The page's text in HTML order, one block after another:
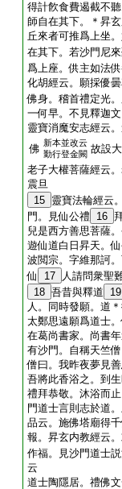
得計飮食費遏截不
師自在其下。＊昇
丘來者可推爲上坐
在其下。若沙門尼
爲上座。供主如法
化胡經云。願採優
佛身。稽首禮定光
一何早。不見釋迦
靈寶消魔安志經云
佛 新本並改云
勤行登金闕 故設
老子大權菩薩經云
震旦
15 靈寶法輪經云
門。見仙公禮
16
兒是西方善思菩薩
遊仙道白日昇天。
波閲宗。字維那訶
仙
17
人請問衆聖
18 吾昔與釋道
19
人。同時發願。道
太鄭思遠願爲道士
在葛尚書家。尚書
有沙門。自稱天竺
僧曰。我昨夜夢見
吾將此香浴之。到
禮拜恭敬。沐浴而
門道士言則志於道
品云。施佛塔廟得
報。昇玄内教經云
作福。見沙門道士
云
道士陶隱居。禮佛